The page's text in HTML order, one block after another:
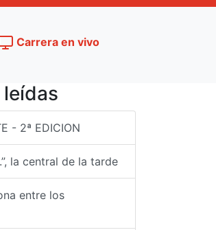
Carrera en vivo
leídas
- 2ª EDICION
la central de la tarde
entre los